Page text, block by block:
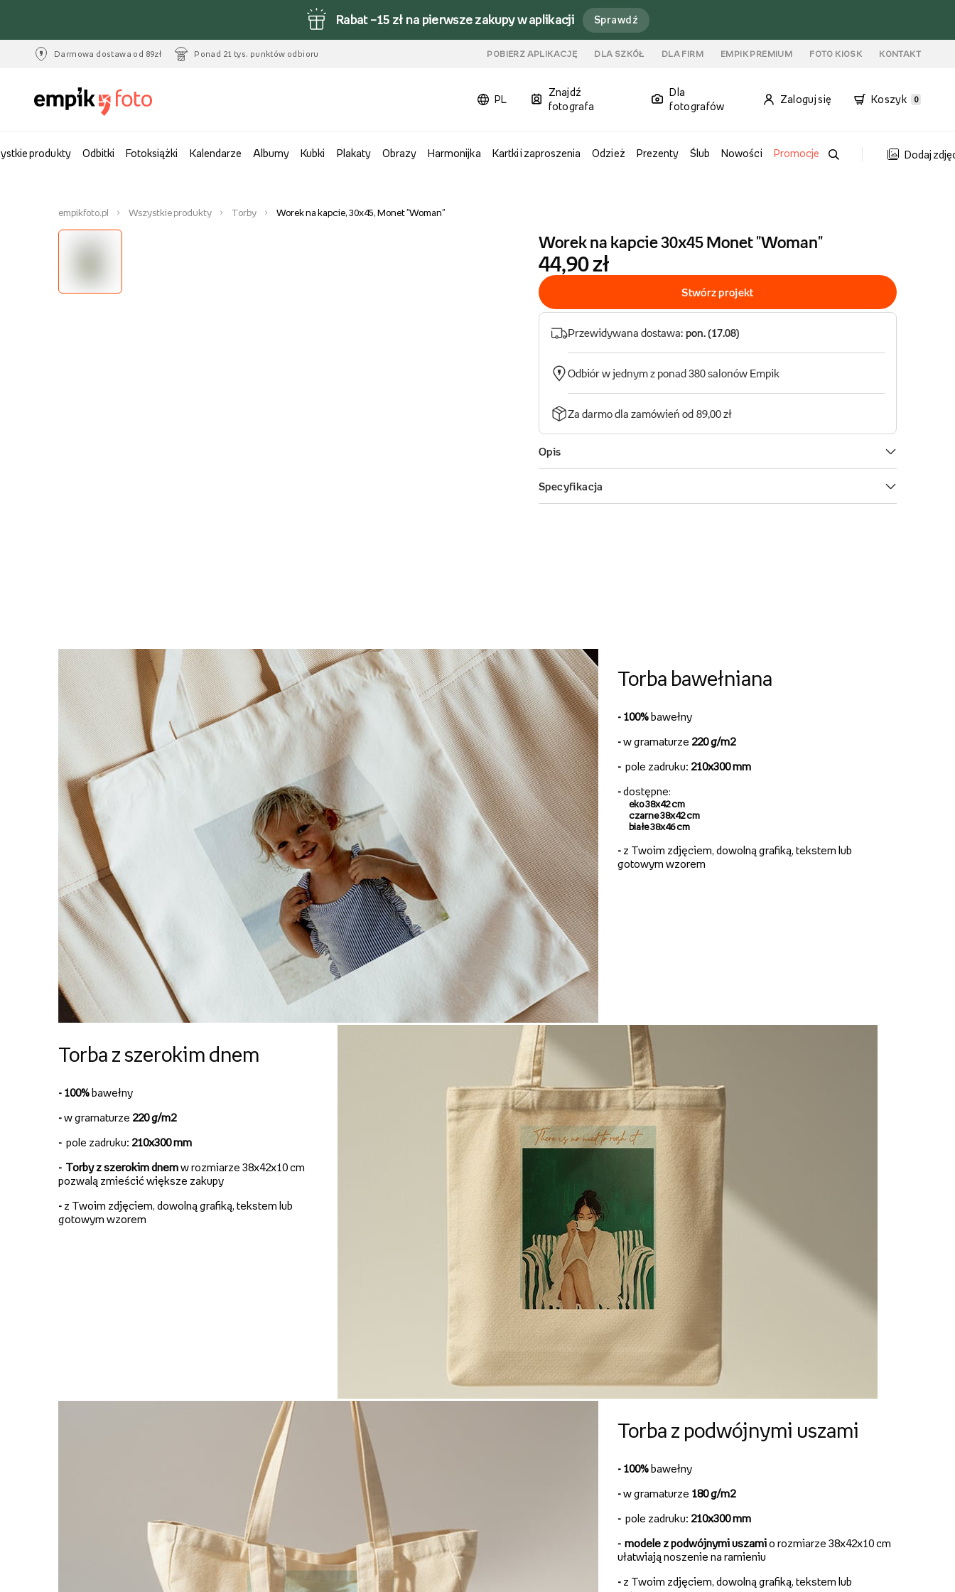
Rabat –15 zł na pierwsze zakupy w aplikacji Sprawdź
Darmowa dostawa od 89zł Ponad 21 tys. punktów odbioru POBIERZ APLIKACJĘ DLA SZKÓŁ DLA FIRM EMPIK PREMIUM FOTO KIOSK KONTAKT
PL
Znajdź
fotografa
Dla
fotografów
Zaloguj się Koszyk 0
produkty Odbitki Fotoksiążki Kalendarze Albumy Kubki Plakaty Obrazy Harmonijka Kartki i zaproszenia Odzież Prezenty Ślub Nowości Promocje Dodaj
empikfoto.pl Wszystkie produkty Torby Worek na kapcie, 30x45, Monet "Woman"
Torba bawełniana
- 100% bawełny
-w gramaturze 220 g/m2
- pole zadruku: 210x300 mm
-dostępne:
eko 38x42 cm
czarne 38x42 cm
białe 38x46 cm
-z Twoim zdjęciem, dowolną grafiką, tekstem lub
gotowym wzorem
Torba z szerokim dnem
- 100% bawełny
-w gramaturze 220 g/m2
- pole zadruku: 210x300 mm
- Torby z szerokim dnemw rozmiarze 38x42x10 cm
pozwalą zmieścić większe zakupy
- z Twoim zdjęciem, dowolną grafiką, tekstem lub
gotowym wzorem
Torba z podwójnymi uszami
- 100% bawełny
-w gramaturze 180 g/m2
- pole zadruku: 210x300 mm
- modele z podwójnymi uszamio rozmiarze 38x42x10 cm
ułatwiają noszenie na ramieniu
-z Twoim zdjęciem, dowolną grafiką, tekstem lub